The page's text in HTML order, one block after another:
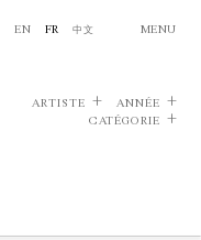
EN FR 中文 MENU
ARTISTE
ANNÉE
CATÉGORIE